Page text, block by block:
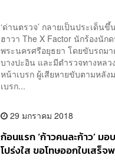
‘ด่านตรวจ’ กลายเป็นประเด็
ฮาวา The X Factor นักร้องนัก
พระนครศรีอยุธยา โดยขับรถม
บางปะอิน และมีตำรวจทางหลว
หน้าเบรก ผู้เสียหายขับตามหลัง
เบรก...
29 มกราคม 2018
ก้อนแรก ‘ก้าวคนละก้าว’ ม
โปร่งใส ขอโทษออกใบเสร็จ